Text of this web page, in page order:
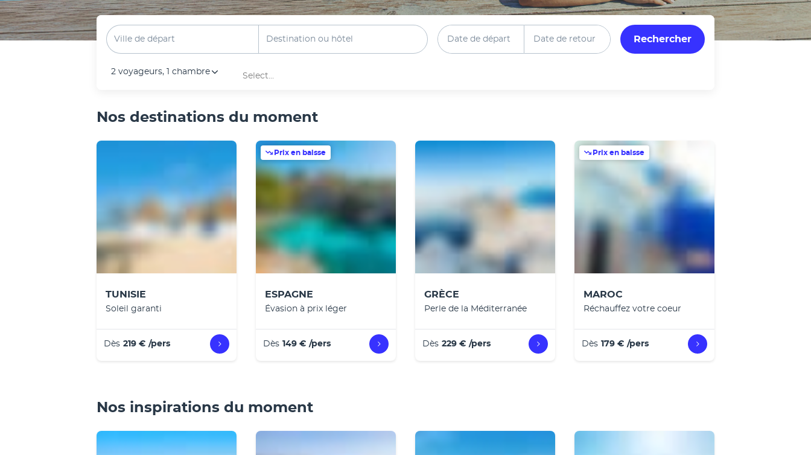
Ville de départ Destination ou hôtel Date de départ Date de retour
2 voyageurs, 1 chambre
Select...
Rechercher
Nos destinations du moment
TUNISIE
Soleil garanti
Dès 219 € /pers
Prix en baisse
ESPAGNE
Évasion à prix léger
Dès 149 € /pers
GRÈCE
Perle de la Méditerranée
Dès 229 € /pers
Prix en baisse
MAROC
Réchauffez votre coeur
Dès 179 € /pers
Nos inspirations du moment